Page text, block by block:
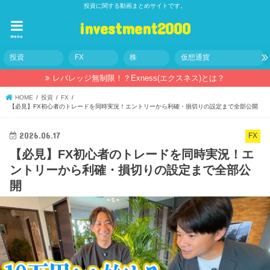
投資に関する動画まとめサイトです。
investment2000
menu
投資 FX 株 仮想通貨
レバレッジ無制限！？Exness(エクスネス)とは？
HOME 投資
FX
【必見】FX初心者のトレードを同時実況！エントリーから利確・損切りの設定まで全部公開
FX
2026.06.17
【必見】FX初心者のトレードを同時実況！エ
ントリーから利確・損切りの設定まで全部公
開